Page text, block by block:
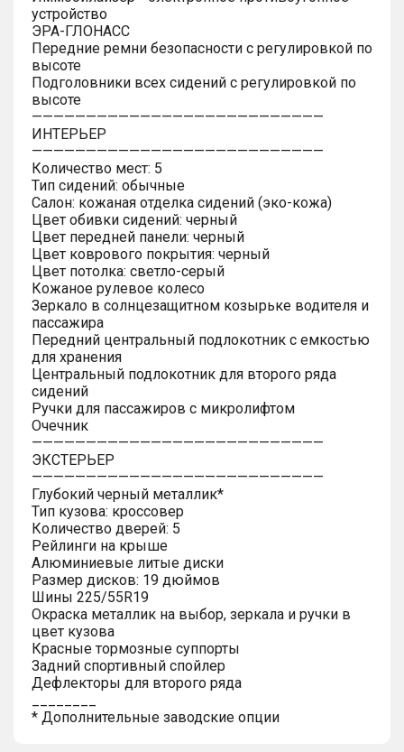
устройство
ЭРА-ГЛОНАСС
Передние ремни безопасности с регулировкой по
высоте
Подголовники всех сидений с регулировкой по
высоте
———————————————————————————
ИНТЕРЬЕР
———————————————————————————
Количество мест: 5
Тип сидений: обычные
Салон: кожаная отделка сидений (эко-кожа)
Цвет обивки сидений: черный
Цвет передней панели: черный
Цвет коврового покрытия: черный
Цвет потолка: светло-серый
Кожаное рулевое колесо
Зеркало в солнцезащитном козырьке водителя и
пассажира
Передний центральный подлокотник с емкостью
для хранения
Центральный подлокотник для второго ряда
сидений
Ручки для пассажиров с микролифтом
Очечник
———————————————————————————
ЭКСТЕРЬЕР
———————————————————————————
Глубокий черный металлик*
Тип кузова: кроссовер
Количество дверей: 5
Рейлинги на крыше
Алюминиевые литые диски
Размер дисков: 19 дюймов
Шины 225/55R19
Окраска металлик на выбор, зеркала и ручки в
цвет кузова
Красные тормозные суппорты
Задний спортивный спойлер
Дефлекторы для второго ряда
* Дополнительные заводские опции